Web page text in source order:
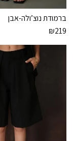
ברמודת נוצ’ולה-אבן
₪219